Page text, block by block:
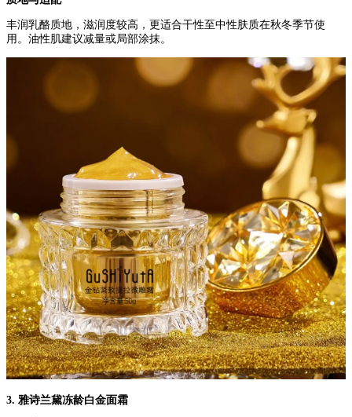
丰润乳酪质地，滋润度较高，更适合干性至中性肤质在秋冬季节使
用。油性肌建议减量或局部涂抹。
3. 雅诗兰黛冻龄白金面霜